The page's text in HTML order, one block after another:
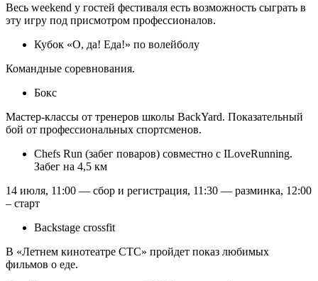
Весь weekend у гостей фестиваля есть возможность сыграть в
эту игру под присмотром профессионалов.
Кубок «О, да! Еда!» по волейболу
Командные соревнования.
Бокс
Мастер-классы от тренеров школы BackYard. Показательный
бой от профессиональных спортсменов.
Chefs Run (забег поваров) совместно с ILoveRunning.
Забег на 4,5 км
14 июля, 11:00 — сбор и регистрация, 11:30 — разминка, 12:00
– старт
Backstage crossfit
В «Летнем кинотеатре СТС» пройдет показ любимых
фильмов о еде.